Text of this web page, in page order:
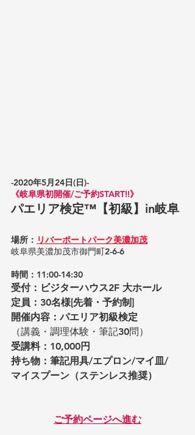
-2020年5月24日(日)-
《岐阜県初開催/ご予約START!!》
パエリア検定™️【初級】in岐阜
場所：​ リバーポートパーク美濃加茂
岐阜県美濃加茂市御門町2-6-6
時間：11:00-14:30
受付：ビジターハウス2F 大ホール
定員：30名様[先着・予約制]
開催内容：パエリア初級検定
（講義・調理体験・筆記30問）
受講料：10,000円
持ち物：筆記用具/エプロン/マイ皿/
マイスプーン（ステンレス推奨）
ご予約ページへ進む